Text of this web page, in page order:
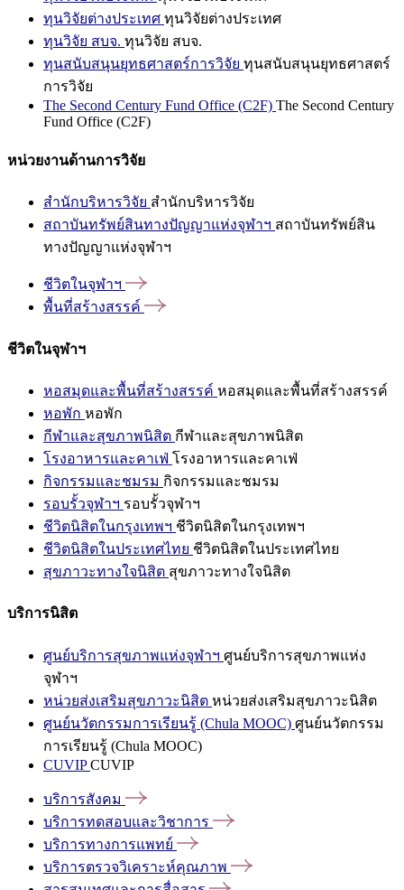
ทุนวิจัยต่างประเทศ ทุนวิจัยต่างประเทศ
ทุนวิจัย สบจ. ทุนวิจัย สบจ.
ทุนสนับสนุนยุทธศาสตร์การวิจัย ทุนสนับสนุนยุทธศาสตร์
การวิจัย
The Second Century Fund Office (C2F) The Second Century
Fund Office (C2F)
หน่วยงานด้านการวิจัย
สำนักบริหารวิจัย สำนักบริหารวิจัย
สถาบันทรัพย์สินทางปัญญาแห่งจุฬาฯ สถาบันทรัพย์สิน
ทางปัญญาแห่งจุฬาฯ
ชีวิตในจุฬาฯ
พื้นที่สร้างสรรค์
ชีวิตในจุฬาฯ
หอสมุดและพื้นที่สร้างสรรค์ หอสมุดและพื้นที่สร้างสรรค์
หอพัก หอพัก
กีฬาและสุขภาพนิสิต กีฬาและสุขภาพนิสิต
โรงอาหารและคาเฟ่ โรงอาหารและคาเฟ่
กิจกรรมและชมรม กิจกรรมและชมรม
รอบรั้วจุฬาฯ รอบรั้วจุฬาฯ
ชีวิตนิสิตในกรุงเทพฯ ชีวิตนิสิตในกรุงเทพฯ
ชีวิตนิสิตในประเทศไทย ชีวิตนิสิตในประเทศไทย
สุขภาวะทางใจนิสิต สุขภาวะทางใจนิสิต
บริการนิสิต
ศูนย์บริการสุขภาพแห่งจุฬาฯ ศูนย์บริการสุขภาพแห่ง
จุฬาฯ
หน่วยส่งเสริมสุขภาวะนิสิต หน่วยส่งเสริมสุขภาวะนิสิต
ศูนย์นวัตกรรมการเรียนรู้ (Chula MOOC) ศูนย์นวัตกรรม
การเรียนรู้ (Chula MOOC)
CUVIPCUVIP
บริการสังคม
บริการทดสอบและวิชาการ
บริการทางการแพทย์
บริการตรวจวิเคราะห์คุณภาพ